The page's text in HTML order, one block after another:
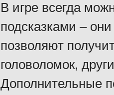
В игре всегда
подсказками –
позволяют
головоломок,
Дополнительные